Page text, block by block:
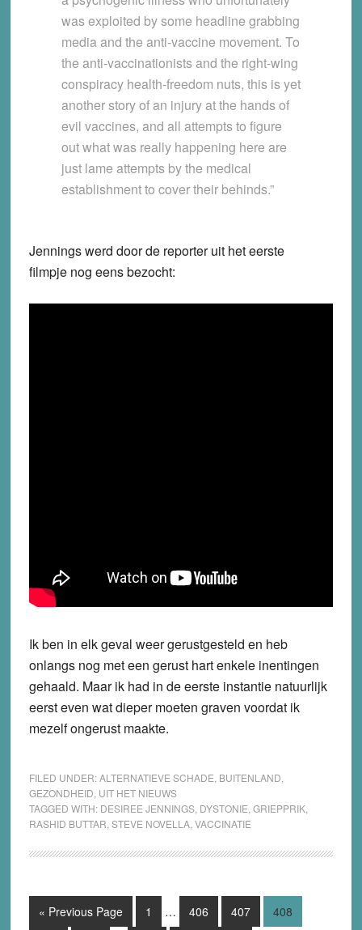
was exploited by some headline grabbing
media and the anti-vaccine movement. To
the anti-vaccinationists and the right-wing
conspiracy health-freedom nuts, this is yet
another story of an injury at the hands of
evil vaccines, and all attempts to figure
out what was really happening here are
just lame attempts by the medical
establishment to cover their behinds.”
Jennings werd door de reporter uit het eerste
filmpje nog eens bezocht:
Ik ben in elk geval weer gerustgesteld en heb
onlangs nog met een gerust hart enkele inentingen
gehaald. Maar ik had in de eerste instantie natuurlijk
eerst even wat dieper moeten graven voordat ik
mezelf ongerust maakte.
FILED UNDER:ALTERNATIEVE SCHADE BUITENLAND
GEZONDHEID UIT HET NIEUWS
TAGGED WITH: DESIREE JENNINGS, DYSTONIE GRIEPPRIK,
RASHID BUTTAR STEVE NOVELLA, VACCINATIE
« Go
Previous Page Page
1
pages
… Page
406 Page
407 Page
408